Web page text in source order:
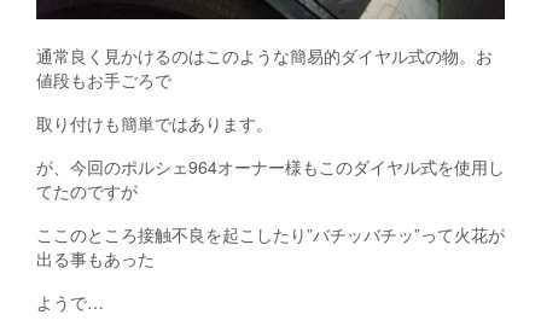
通常良く見かけるのはこのような簡易的ダイヤル式の物。お
値段もお手ごろで
取り付けも簡単ではあります。
が、今回のポルシェ964オーナー様もこのダイヤル式を使用し
てたのですが
ここのところ接触不良を起こしたり”バチッバチッ”って火花が
出る事もあった
ようで…